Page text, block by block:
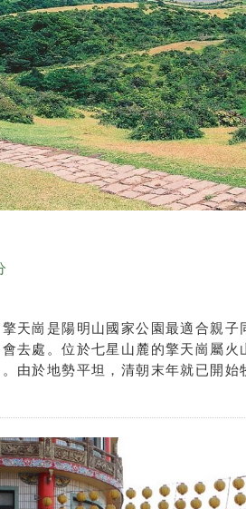
天崗是陽明山國家公園最適合親子
去處。位於七星山麓的擎天崗屬火
由於地勢平坦，清朝末年就已開